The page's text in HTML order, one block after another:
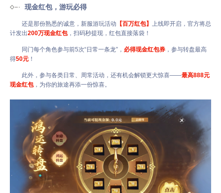
现金红包，游玩必得
还是那份熟悉的诚意，新服游玩活动 【百万红包】 上线即开启，官方将总
计发出200万现金红包，扫码秒提现，红包直接落袋！
同门每个角色参与前5次“日常一条龙”， 必得现金红包券 ，参与转盘最高
得50元 ！
此外，参与各类日常、周常活动，还有机会解锁更大惊喜——最高888元
现金红包，为你的旅途再添一份惊喜。